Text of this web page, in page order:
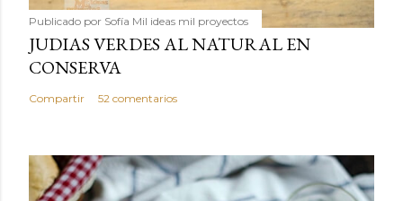
Publicado por Sofía Mil ideas mil proyectos
JUDIAS VERDES AL NATURAL EN
CONSERVA
Compartir 52 comentarios